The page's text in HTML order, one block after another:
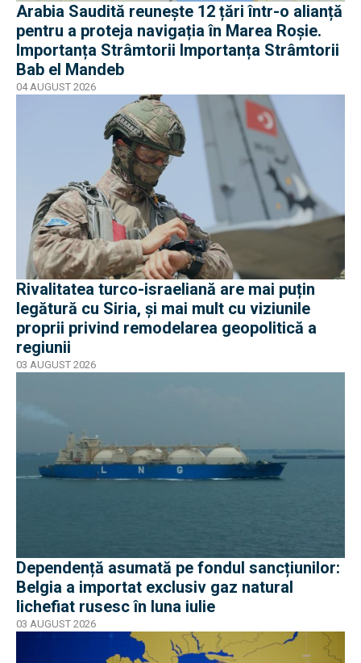
Arabia Saudită reunește 12 țări într-o alianță
pentru a proteja navigația în Marea Roșie.
Importanța Strâmtorii Importanța Strâmtorii
Bab el Mandeb
04 AUGUST 2026
Rivalitatea turco-israeliană are mai puțin
legătură cu Siria, și mai mult cu viziunile
proprii privind remodelarea geopolitică a
regiunii
03 AUGUST 2026
Dependență asumată pe fondul sancțiunilor:
Belgia a importat exclusiv gaz natural
lichefiat rusesc în luna iulie
03 AUGUST 2026